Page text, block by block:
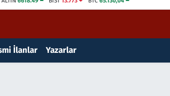
İlanlar Yazarlar